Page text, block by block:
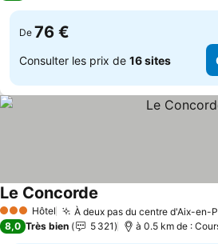
De 76 €
Consulter les prix de 16 sites
3 ÉtoilesHôtel À deux pas du centre d'Aix-en-
Le Concorde
8,0 Très bien 5 321 à 0.5 km de :